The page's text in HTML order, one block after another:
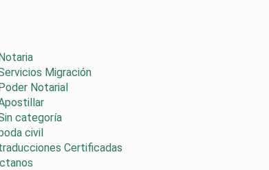
Migración
Notarial
categoría
civil
Certificadas